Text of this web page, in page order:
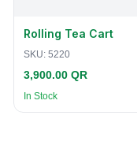
Rolling Tea Cart
SKU: 5220
3,900.00 QR
In Stock